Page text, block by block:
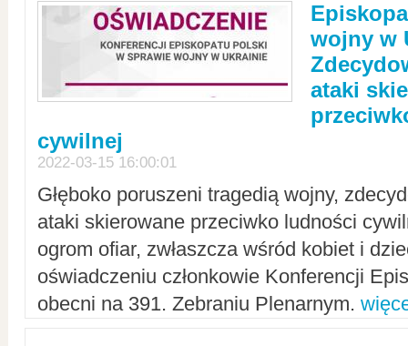
wojny w
ataki
cywilnej
2022-03-15 16:00:01
Głęboko poruszeni tragedią wojny,
ataki skierowane przeciwko ludności
ogrom ofiar, zwłaszcza wśród kobiet i
oświadczeniu członkowie Konferencji
obecni na 391. Zebraniu Plenarnym.